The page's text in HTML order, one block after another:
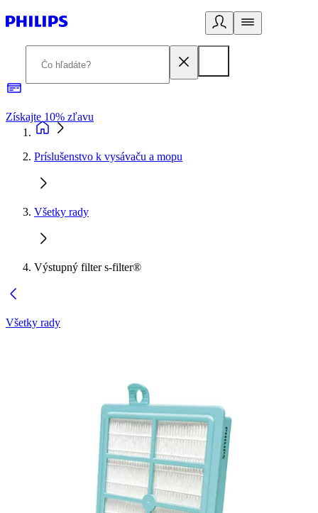
Získajte 10% zľavu
Príslušenstvo k vysávaču a mopu
Všetky rady
Výstupný filter s-filter®
Všetky rady